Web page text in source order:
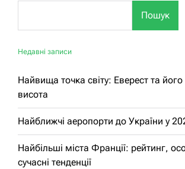
Пошук
Недавні записи
Найвища точка світу: Еверест та
висота
Найближчі аеропорти до України у
Найбільші міста Франції: рейтинг,
сучасні тенденції